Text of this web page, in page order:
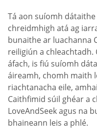
Tá aon suíomh
chreidmhigh atá ag
bunaithe ar luachanna
reiligiún a chleachtadh.
áfach, is fiú suíomh
áireamh, chomh maith
riachtanacha eile,
Caithfimid súil ghéar a
LoveAndSeek agus na
bhaineann leis a phlé.